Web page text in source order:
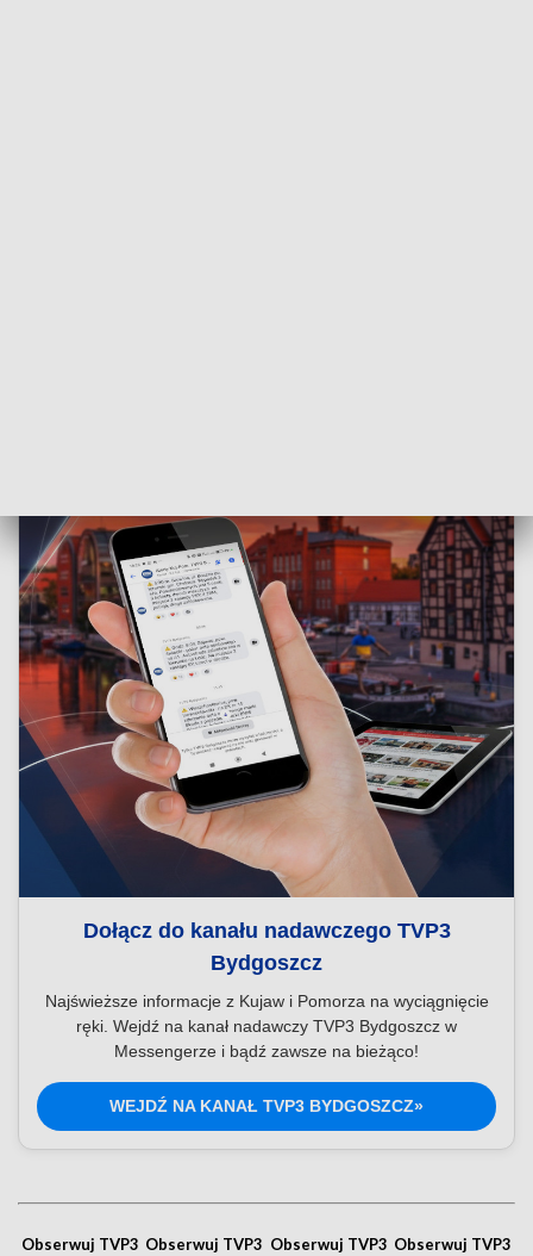
Dołącz do kanału nadawczego TVP3
Bydgoszcz
Najświeższe informacje z Kujaw i Pomorza na wyciągnięcie
ręki. Wejdź na kanał nadawczy TVP3 Bydgoszcz w
Messengerze i bądź zawsze na bieżąco!
WEJDŹ NA KANAŁ TVP3 BYDGOSZCZ»
Obserwuj TVP3 Obserwuj TVP3 Obserwuj TVP3 Obserwuj TVP3